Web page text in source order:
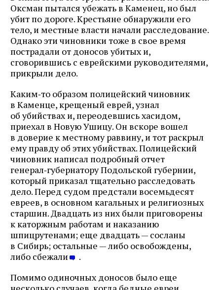
Оксман пытался убежать в Каменец, но был
убит по дороге. Крестьяне обнаружили его
тело, и местные власти начали расследование.
Однако эти чиновники тоже в свое время
пострадали от доносов убитых и,
сговорившись с еврейскими руководителями,
прикрыли дело.
Каким‑то образом полицейский чиновник
в Каменце, крещеный еврей, узнал
об убийствах и, переодевшись хасидом,
приехал в Новую Ушицу. Он вскоре вошел
в доверие к местному раввину, и тот раскрыл
ему правду об этих убийствах. Полицейский
чиновник написал подробный отчет
генерал‑губернатору Подольской губернии,
который приказал тщательно расследовать
дело. Перед судом предстали восемьдесят
евреев, в основном кагальных и религиозных
старшин. Двадцать из них были приговорены
к каторжным работам и наказанию
шпицрутенами; еще двадцать — сосланы
в Сибирь; остальные — либо освобождены,
либо сбежали
.
Помимо одиночных доносов было еще